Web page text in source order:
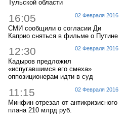
Тульской области
02 Февраля 2016
16:05
СМИ сообщили о согласии Ди
Каприо сняться в фильме о Путине
02 Февраля 2016
12:30
Кадыров предложил
«испугавшимся его смеха»
оппозиционерам идти в суд
02 Февраля 2016
11:15
Минфин отрезал от антикризисного
плана 210 млрд руб.